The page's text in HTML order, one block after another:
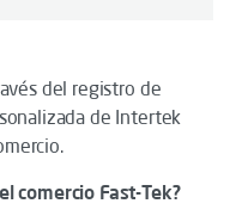
del registro de
de Intertek
comercio Fast-Tek?